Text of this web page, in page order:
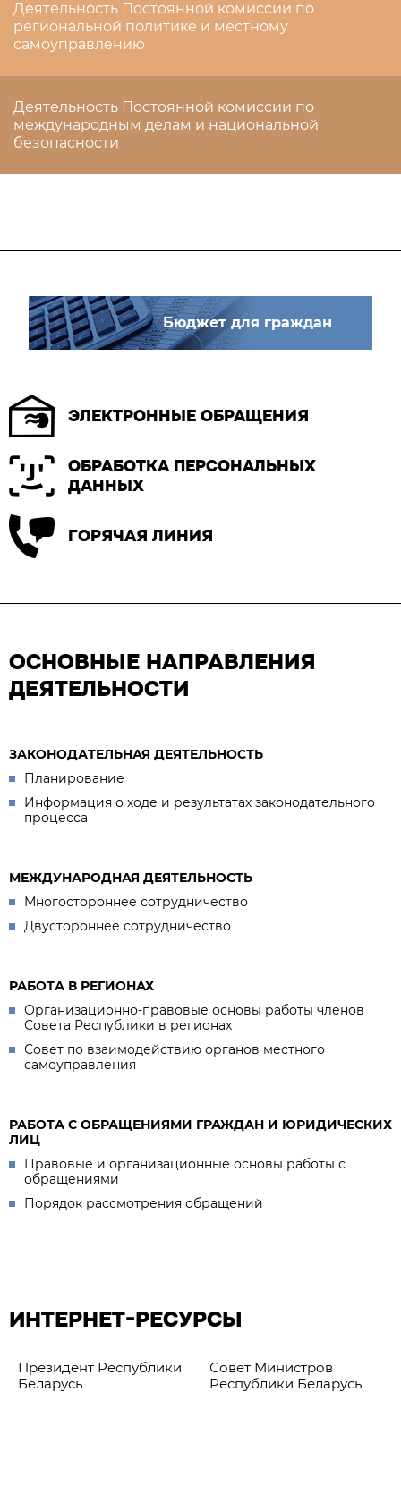
Деятельность Постоянной комиссии по
региональной политике и местному
самоуправлению
Деятельность Постоянной комиссии по
международным делам и национальной
безопасности
Бюджет для граждан
ЭЛЕКТРОННЫЕ ОБРАЩЕНИЯ
ОБРАБОТКА ПЕРСОНАЛЬНЫХ
ДАННЫХ
ГОРЯЧАЯ ЛИНИЯ
ОСНОВНЫЕ НАПРАВЛЕНИЯ
ДЕЯТЕЛЬНОСТИ
ЗАКОНОДАТЕЛЬНАЯ ДЕЯТЕЛЬНОСТЬ
Планирование
Информация о ходе и результатах законодательного
процесса
МЕЖДУНАРОДНАЯ ДЕЯТЕЛЬНОСТЬ
Многостороннее сотрудничество
Двустороннее сотрудничество
РАБОТА В РЕГИОНАХ
Организационно-правовые основы работы членов
Совета Республики в регионах
Совет по взаимодействию органов местного
самоуправления
РАБОТА С ОБРАЩЕНИЯМИ ГРАЖДАН И ЮРИДИЧЕСКИХ
ЛИЦ
Правовые и организационные основы работы с
обращениями
Порядок рассмотрения обращений
ИНТЕРНЕТ-РЕСУРСЫ
Президент Республики
Беларусь
Совет Министров
Республики Беларусь